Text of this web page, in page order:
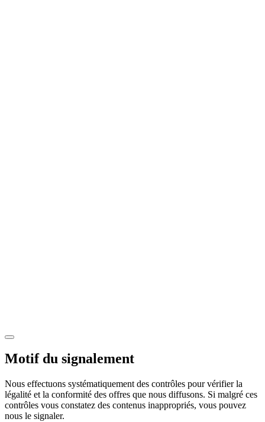
Motif du signalement
Nous effectuons systématiquement des contrôles pour vérifier la
légalité et la conformité des offres que nous diffusons. Si malgré ces
contrôles vous constatez des contenus inappropriés, vous pouvez
nous le signaler.